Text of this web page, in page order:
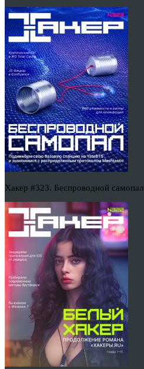
Хакер #323. Беспроводной самопал